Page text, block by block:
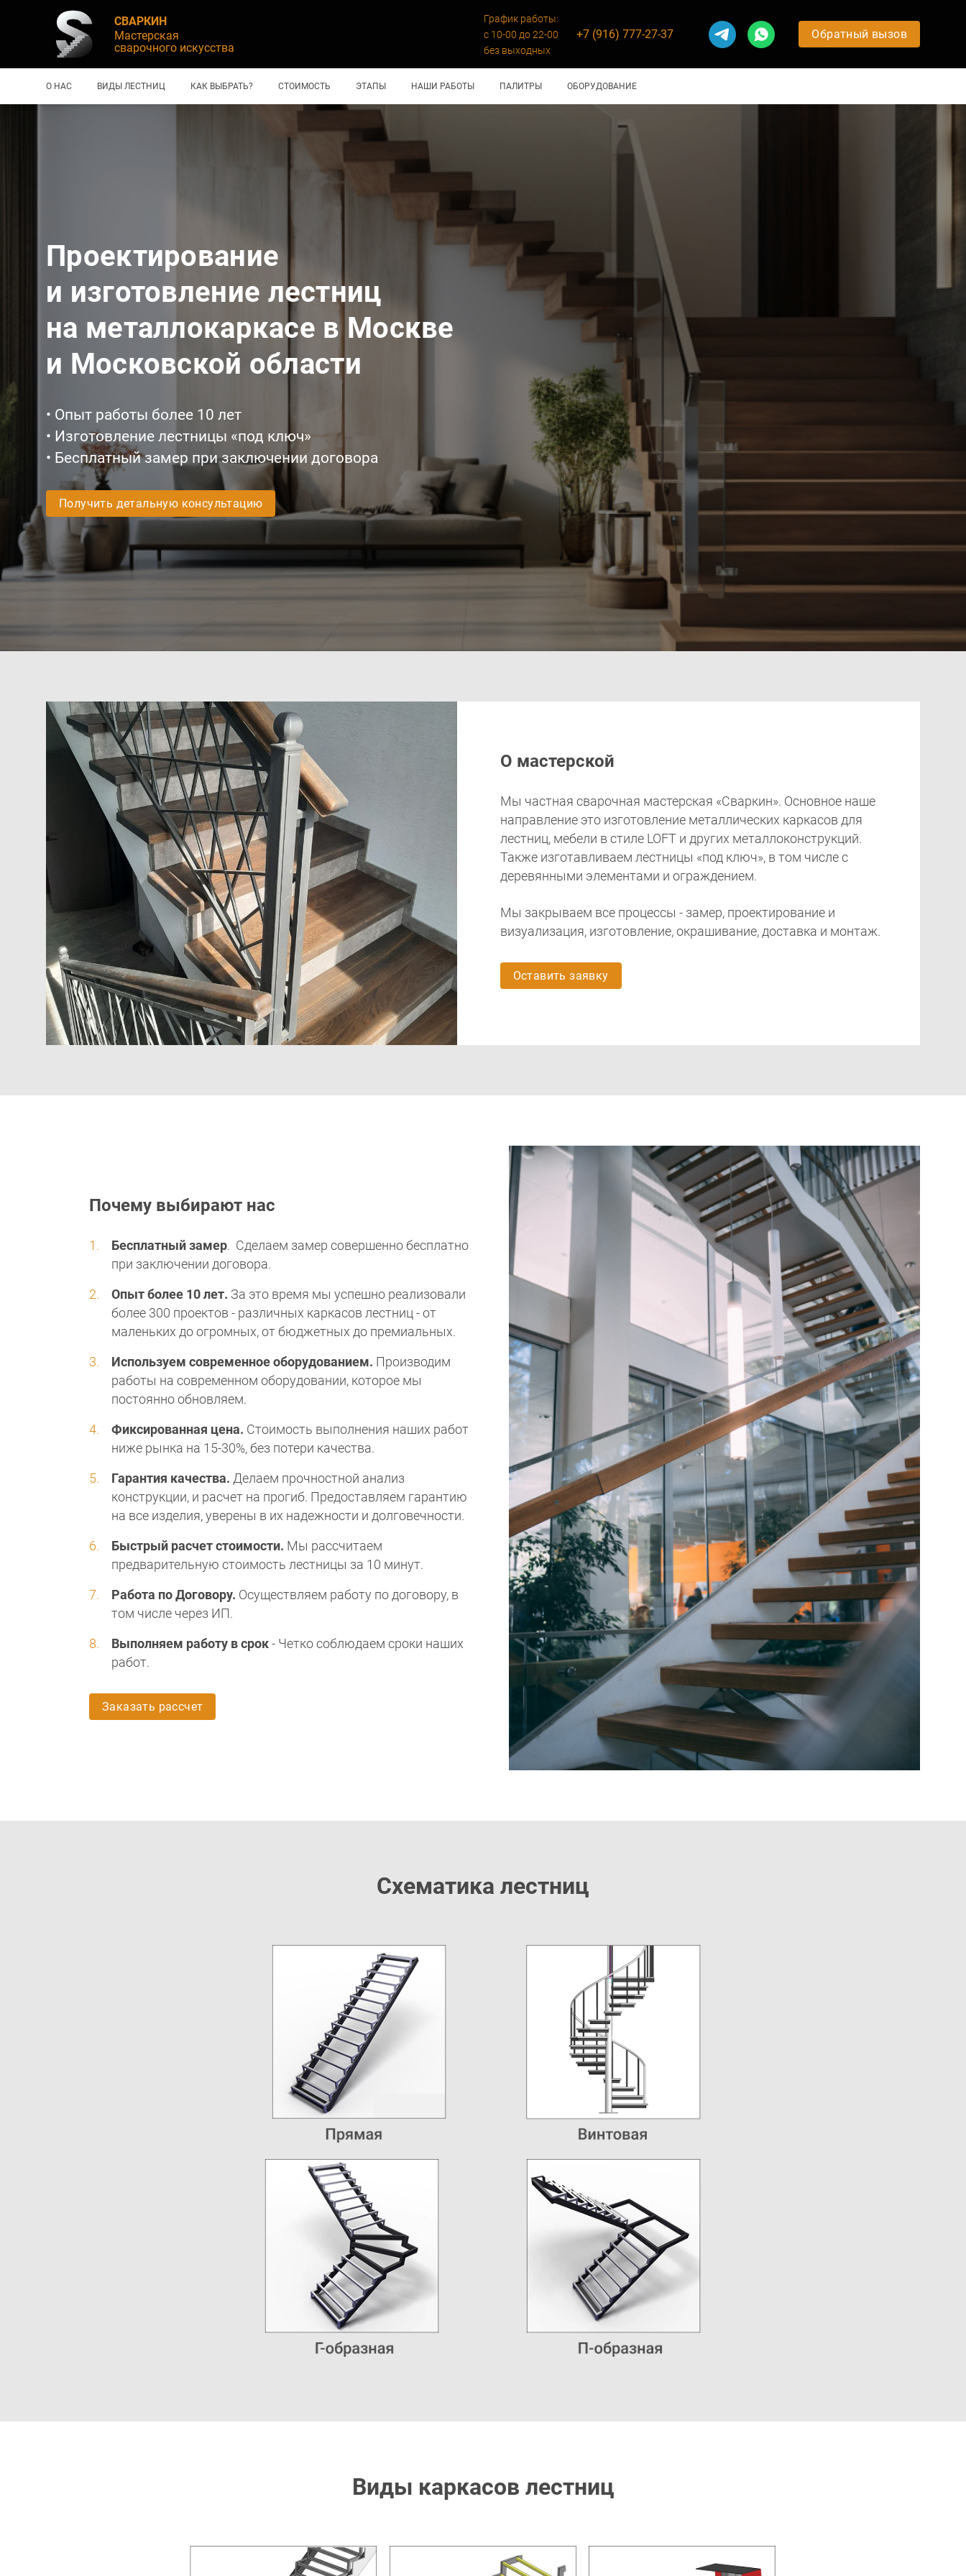
СВАРКИН
Мастерская
сварочного искусства
График работы:
с 10-00 до 22-00
без выходных
+7 (916) 777-27-37 Обратный вызов
О НАС ВИДЫ ЛЕСТНИЦ КАК ВЫБРАТЬ? СТОИМОСТЬ ЭТАПЫ НАШИ РАБОТЫ ПАЛИТРЫ ОБОРУДОВАНИЕ
Проектирование
и изготовление лестниц
на металлокаркасе в Москве
и Московской области
• Опыт работы более 10 лет
• Изготовление лестницы «под ключ»
• Бесплатный замер при заключении договора
Получить детальную консультацию
О мастерской
Мы частная сварочная мастерская «Сваркин». Основное наше
направление это изготовление металлических каркасов для
лестниц, мебели в стиле LOFT и других металлоконструкций.
Также изготавливаем лестницы «под ключ», в том числе с
деревянными элементами и ограждением.
Мы закрываем все процессы - замер, проектирование и
визуализация, изготовление, окрашивание, доставка и монтаж.
Оставить заявку
Почему выбирают нас
Бесплатный замер. Сделаем замер совершенно бесплатно
при заключении договора.
Опыт более 10 лет. За это время мы успешно реализовали
более 300 проектов - различных каркасов лестниц - от
маленьких до огромных, от бюджетных до премиальных.
Используем современное оборудованием. Производим
работы на современном оборудовании, которое мы
постоянно обновляем.
Фиксированная цена. Стоимость выполнения наших работ
ниже рынка на 15-30%, без потери качества.
Гарантия качества. Делаем прочностной анализ
конструкции, и расчет на прогиб. Предоставляем гарантию
на все изделия, уверены в их надежности и долговечности.
Быстрый расчет стоимости. Мы рассчитаем
предварительную стоимость лестницы за 10 минут.
Работа по Договору. Осуществляем работу по договору, в
том числе через ИП.
Выполняем работу в срок- Четко соблюдаем сроки наших
работ.
Заказать рассчет
Схематика лестниц
Виды каркасов лестниц